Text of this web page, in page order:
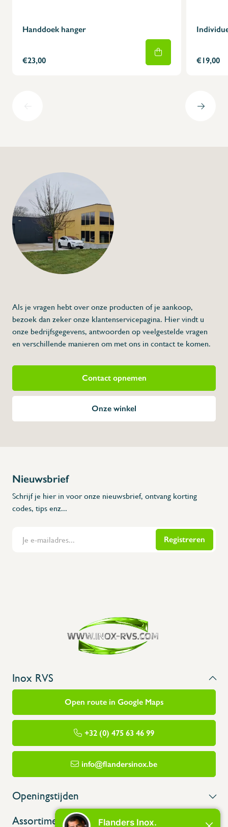
Handdoek hanger
€23,00 €19,00
Flanders Inox | Karperstraat 6, 8400 Oostende | België | BNP Paribas Fortis:
Als je vragen hebt over onze producten of je aankoop,
bezoek dan zeker onze klantenservicepagina. Hier vindt u
onze bedrijfsgegevens, antwoorden op veelgestelde vragen
en verschillende manieren om met ons in contact te komen.
Contact opnemen
Onze winkel
Nieuwsbrief
Schrijf je hier in voor onze nieuwsbrief, ontvang korting
codes, tips enz...
Registreren
Inox RVS
Open route in Google Maps
+32 (0) 475 63 46 99
info@flandersinox.be
Openingstijden
Assortiment